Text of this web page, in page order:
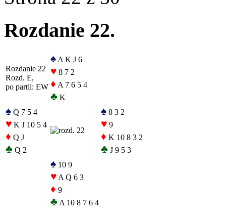
Rozdanie 22.
Rozdanie 22
Rozd. E,
po partii: EW
♠ A K J 6
♥ 8 7 2
♦ A 7 6 5 4
♣ K
♠ Q 7 5 4
♥ K J 10 5 4
♦ Q J
♣ Q 2
♠ 8 3 2
♥ 9
♦ K 10 8 3 2
♣ J 9 5 3
♠ 10 9
♥ A Q 6 3
♦ 9
♣ A 10 8 7 6 4